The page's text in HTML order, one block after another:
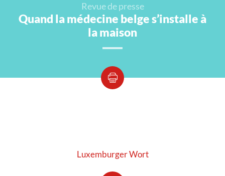
Revue de presse
Quand la médecine belge s’installe à
la maison
Luxemburger Wort